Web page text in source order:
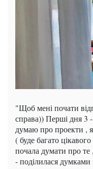
"Щоб мені почати
справа)) Перші дня 3
думаю про проекти ,
( буде багато
почала думати про те
- поділилася